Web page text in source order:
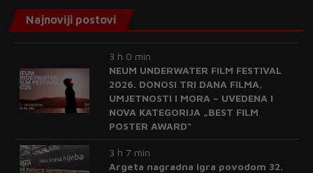
Najnoviji postovi
3 h 0 min
NEUM UNDERWATER FILM FESTIVAL
2026. DONOSI TRI DANA FILMA,
UMJETNOSTI I MORA – UVEDENA I
NOVA KATEGORIJA „BEST FILM
POSTER AWARD“
3 h 7 min
Argeta nagradna igra povodom 32.